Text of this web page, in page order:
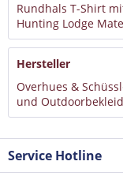
Rundhals T-Shirt
Hunting Lodge
Hersteller
Overhues &
und
Service Hotline